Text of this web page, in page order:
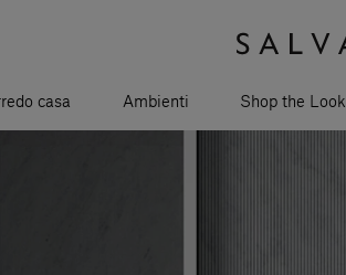
casa Ambienti Shop the Look